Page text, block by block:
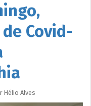
Covid-
Hélio Alves